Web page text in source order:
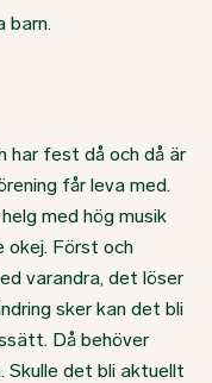
barn.
har fest då och då är
får leva med.
med hög musik
okej. Först och
varandra, det löser
sker kan det bli
Då behöver
Skulle det bli aktuellt